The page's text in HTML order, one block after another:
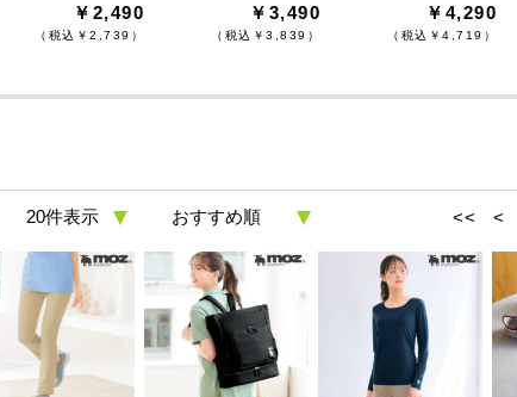
￥2,490
（税込￥2,739）
￥3,490
（税込￥3,839）
￥4,290
（税込￥4,719）
<< <